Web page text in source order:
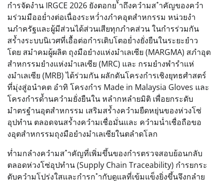
กำรจัดงำน IRGCE 2026 ยังตอกย ้ำถึงควำมส ำคัญของควำ
มร่วมมืออย่ำงต่อเนื่องระหว่ำงภำคอุตสำหกรรม หน่วยงำ
นภำครัฐและผู้มีส่วนได้ส่วนเสียทุกภำคส่วน ในกำรร่วมกัน
สร้ำงระบบนิเวศที่เอื้อต่อกำรเติบโตอย่ำงยั่งยืนในระยะยำว
โดย สมำคมผู้ผลิต ถุงมือยำงแห่งมำเลเซีย (MARGMA) สภำอุต
สำหกรรมยำงแห่งมำเลเซีย (MRC) และ กรมยำงพำรำแห่
งมำเลเซีย (MRB) ได้ร่วมกัน ผลักดันโครงกำรเชิงยุทธศำสตร์
ที่มุ่งสู่อนำคต อำทิ โครงกำร Made in Malaysia Gloves และ
โครงกำรด้ำนควำมยั่งยืนใน หลำกหลำยมิติ เพื่อยกระดับ
มำตรฐำนอุตสำหกรรม เสริมสร้ำงควำมยืดหยุ่นของห่วงโซ่
อุปทำน ตลอดจนสร้ำงควำมเชื่อมั่นและ ควำมน่ำเชื่อถือขอ
งอุตสำหกรรมถุงมือยำงมำเลเซียในตลำดโลก
ท่ำมกลำงควำมส ำคัญที่เพิ่มขึ้นของกำรตรวจสอบย้อนกลับ
ตลอดห่วงโซ่อุปทำน (Supply Chain Traceability) กำรยกระ
ดับควำมโปร่งใสและกำรก ำกับดูแลที่เข้มแข็งยิ่งขึ้นจึงกลำย